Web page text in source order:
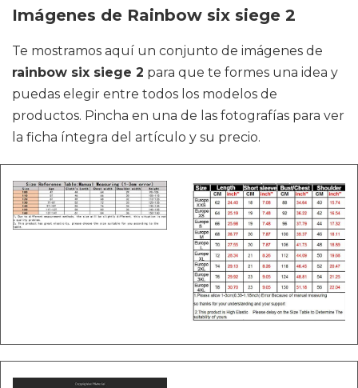
Imágenes de Rainbow six siege 2
Te mostramos aquí un conjunto de imágenes de
rainbow six siege 2 para que te formes una idea y
puedas elegir entre todos los modelos de
productos. Pincha en una de las fotografías para ver
la ficha íntegra del artículo y su precio.